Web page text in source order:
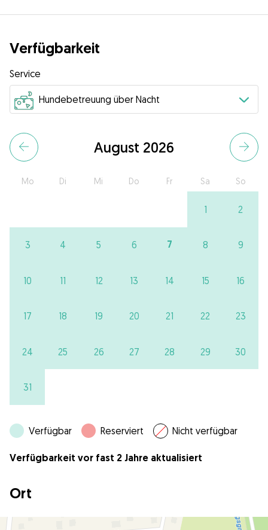
Verfügbarkeit
Service
August 2026
Mo Di Mi Do Fr Sa So
1 2
3 4 5 6 7 8 9
10 11 12 13 14 15 16
17 18 19 20 21 22 23
24 25 26 27 28 29 30
31
Verfügbar Reserviert Nicht verfügbar
Verfügbarkeit vor fast 2 Jahre aktualisiert
Ort